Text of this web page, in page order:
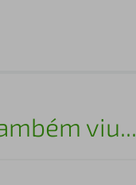
viu...